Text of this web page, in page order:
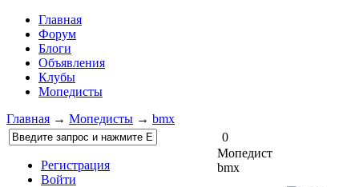
Главная
Форум
Блоги
Объявления
Клубы
Мопедисты
Главная → Мопедисты → bmx
Регистрация
Войти
0
Мопедист
bmx